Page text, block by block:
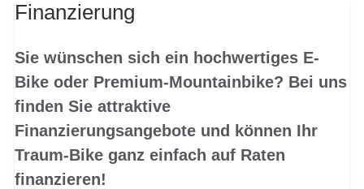
Finanzierung
Sie wünschen sich ein hochwertiges E-
Bike oder Premium-Mountainbike? Bei uns
finden Sie attraktive
Finanzierungsangebote und können Ihr
Traum-Bike ganz einfach auf Raten
finanzieren!